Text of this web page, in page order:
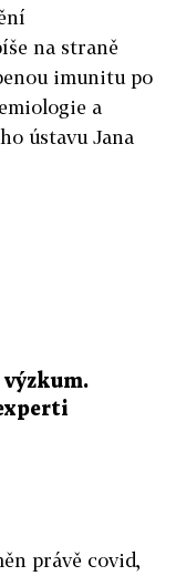
na straně
imunitu po
a
ústavu Jana
právě covid,